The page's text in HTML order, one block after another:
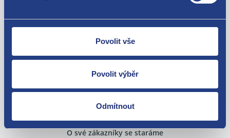
Povolit vše
Povolit výběr
Odmítnout
Nejste spokojeni? Vyřešíme to!
Zboží můžete vrátit do 60 dnů od
O své zákazníky se staráme